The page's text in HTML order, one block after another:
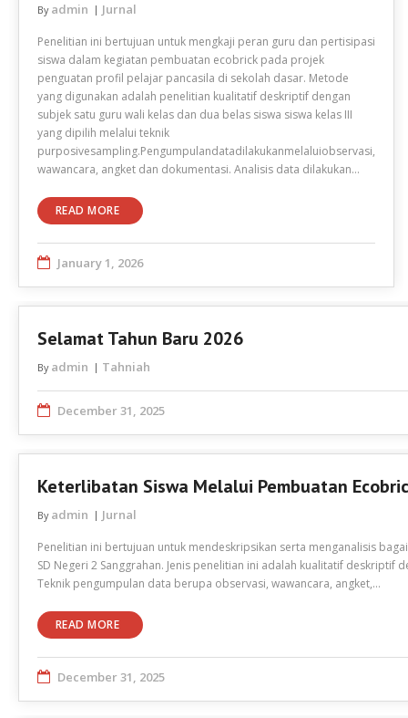
By admin Jurnal
Penelitian ini bertujuan untuk mengkaji peran guru dan pertisipasi
siswa dalam kegiatan pembuatan ecobrick pada projek
penguatan profil pelajar pancasila di sekolah dasar. Metode
yang digunakan adalah penelitian kualitatif deskriptif dengan
subjek satu guru wali kelas dan dua belas siswa siswa kelas III
yang dipilih melalui teknik
purposivesampling.Pengumpulandatadilakukanmelaluiobservasi,
wawancara, angket dan dokumentasi. Analisis data dilakukan…
READ MORE
January 1, 2026
Selamat Tahun Baru 2026
By admin Tahniah
December 31, 2025
Keterlibatan Siswa Melalui Pembuatan
By admin Jurnal
Penelitian ini bertujuan untuk mendeskripsikan serta menganalisis
SD Negeri 2 Sanggrahan. Jenis penelitian ini adalah kualitatif
Teknik pengumpulan data berupa observasi, wawancara, angket,…
READ MORE
December 31, 2025